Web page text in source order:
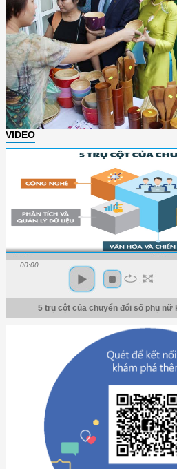
VIDEO
00:00
5 trụ cột của chuyển đổi số phụ nữ